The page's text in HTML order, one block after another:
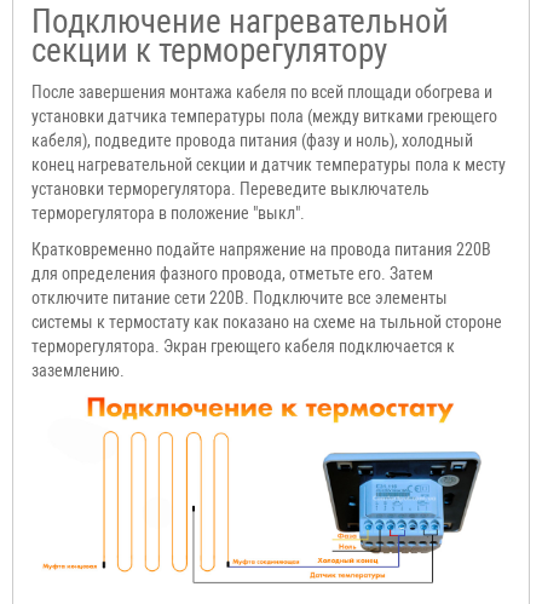
Подключение нагревательной
секции к терморегулятору
После завершения монтажа кабеля по всей площади обогрева и
установки датчика температуры пола (между витками греющего
кабеля), подведите провода питания (фазу и ноль), холодный
конец нагревательной секции и датчик температуры пола к месту
установки терморегулятора. Переведите выключатель
терморегулятора в положение "выкл".
Кратковременно подайте напряжение на провода питания 220В
для определения фазного провода, отметьте его. Затем
отключите питание сети 220В. Подключите все элементы
системы к термостату как показано на схеме на тыльной стороне
терморегулятора. Экран греющего кабеля подключается к
заземлению.